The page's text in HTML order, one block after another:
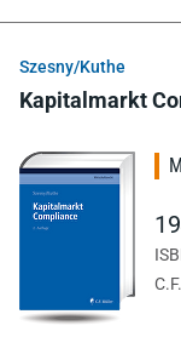
Szesny/Kuthe
Kapitalmarkt